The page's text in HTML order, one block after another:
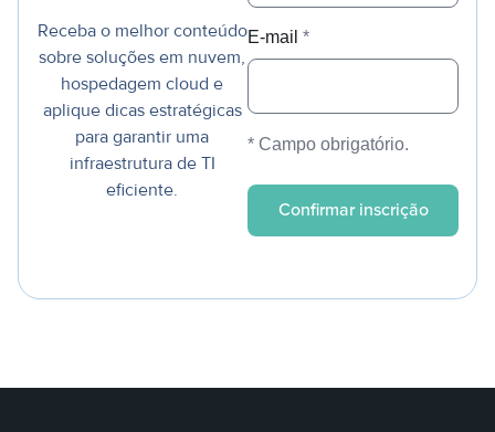
Receba o melhor conteúdo
sobre soluções em nuvem,
hospedagem cloud e
aplique dicas estratégicas
para garantir uma
infraestrutura de TI
eficiente.
E-mail *
* Campo obrigatório.